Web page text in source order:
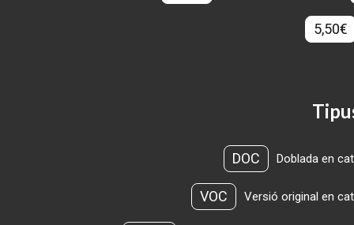
5,50€
DOC Doblada en
VOC Versió original en